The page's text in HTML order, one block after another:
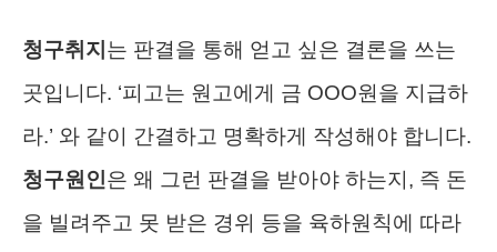
청구취지 는 판결을 통해 얻고 싶은 결론을 쓰는
곳입니다. ‘피고는 원고에게 금 OOO원을 지급하
라.’ 와 같이 간결하고 명확하게 작성해야 합니다.
청구원인은 왜 그런 판결을 받아야 하는지, 즉 돈
을 빌려주고 못 받은 경위 등을 육하원칙에 따라